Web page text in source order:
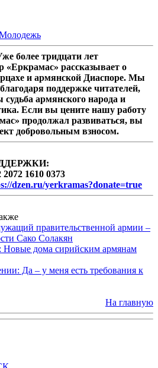
более тридцати лет
рассказывает о
и армянской Диаспоре. Мы
поддержке читателей,
армянского народа и
Если вы цените нашу работу
продолжал развиваться, вы
добровольным взносом.
1610 0373
dzen.ru/yerkramas?donate=true
правительственной армии –
Сако Солакян
Новые дома сирийским армянам
Да – у меня есть требования к
На главную